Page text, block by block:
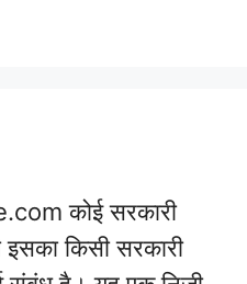
कोई सरकारी
किसी सरकारी